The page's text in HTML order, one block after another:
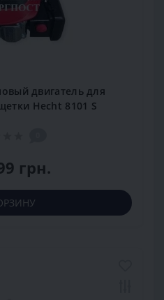
двигатель для
Hecht 8101 S
грн.